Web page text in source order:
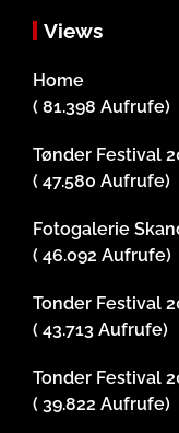
Views
Home
( 81.398 Aufrufe)
Tønder Festival
( 47.580 Aufrufe)
Fotogalerie
( 46.092 Aufrufe)
Tonder Festival
( 43.713 Aufrufe)
Tonder Festival
( 39.822 Aufrufe)